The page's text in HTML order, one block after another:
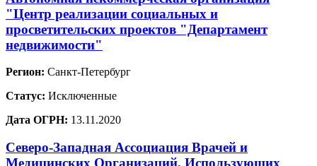
"Центр реализации социальных и
просветительских проектов "Департамент
недвижимости"
Регион: Санкт-Петербург
Статус: Исключенные
Дата ОГРН: 13.11.2020
Северо-Западная Ассоциация Врачей и
Медицинских Организаций, Использующих